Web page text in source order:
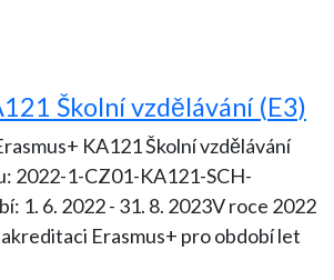
Školní vzdělávání (E3)
KA121 Školní vzdělávání
2022-1-CZ01-KA121-SCH-
1. 6. 2022 - 31. 8. 2023V roce 2022
akreditaci Erasmus+ pro období let